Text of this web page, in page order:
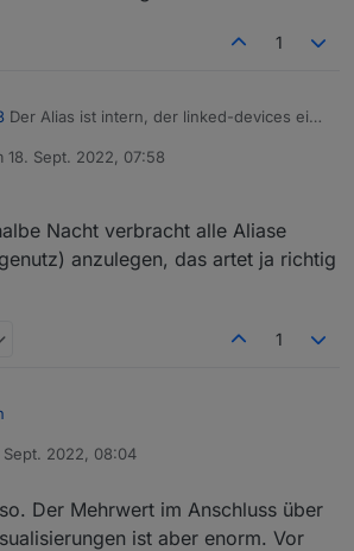
1
Der Alias ist intern, der linked-devices ein
18. Sept. 2022, 07:58
von
Nacht verbracht alle Aliase
anzulegen, das artet ja richtig
1
die halbe Nacht verbracht alle Aliase
Alias genutz) anzulegen, das artet ja
aus....
Sept. 2022, 08:04
Der Mehrwert im Anschluss über
ist aber enorm. Vor